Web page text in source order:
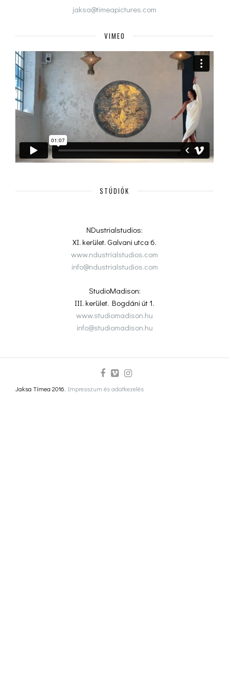
jaksa@timeapictures.com
VIMEO
STÚDIÓK
NDustrialstudios:
XI. kerület. Galvani utca 6.
www.ndustrialstudios.com
info@ndustrialstudios.com
StudioMadison:
III. kerület. Bogdáni út 1.
www.studiomadison.hu
info@studiomadison.hu
Jaksa Tímea 2016. Impresszum és adatkezelés